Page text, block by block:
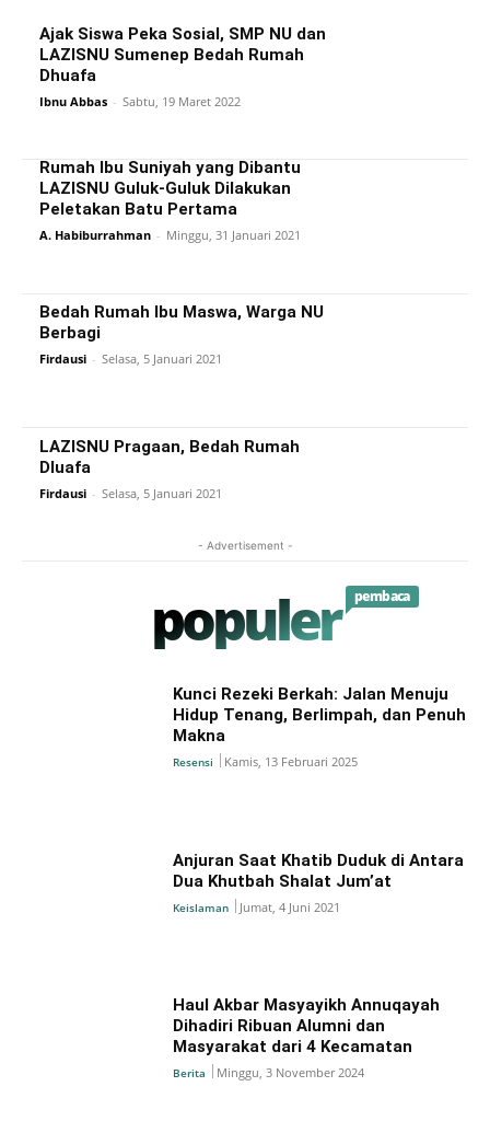
Ajak Siswa Peka Sosial, SMP NU dan
LAZISNU Sumenep Bedah Rumah
Dhuafa
Ibnu Abbas - Sabtu, 19 Maret 2022
Rumah Ibu Suniyah yang Dibantu
LAZISNU Guluk-Guluk Dilakukan
Peletakan Batu Pertama
A. Habiburrahman - Minggu, 31 Januari 2021
Bedah Rumah Ibu Maswa, Warga NU
Berbagi
Firdausi - Selasa, 5 Januari 2021
LAZISNU Pragaan, Bedah Rumah
Dluafa
Firdausi - Selasa, 5 Januari 2021
- Advertisement -
populer pembaca
Kunci Rezeki Berkah: Jalan Menuju
Hidup Tenang, Berlimpah, dan Penuh
Makna
Resensi Kamis, 13 Februari 2025
Anjuran Saat Khatib Duduk di Antara
Dua Khutbah Shalat Jum’at
Keislaman Jumat, 4 Juni 2021
Haul Akbar Masyayikh Annuqayah
Dihadiri Ribuan Alumni dan
Masyarakat dari 4 Kecamatan
Berita Minggu, 3 November 2024